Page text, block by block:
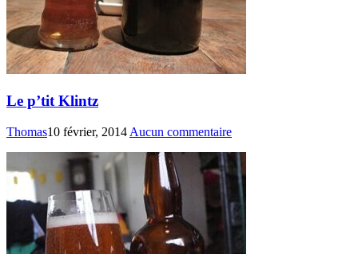
Le p’tit Klintz
Thomas10 février, 2014 Aucun commentaire